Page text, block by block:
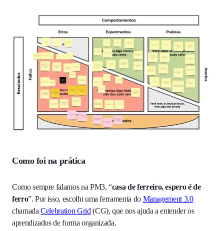
Como foi na prática
Como sempre falamos na PM3, “casa de ferreiro, espero é de
ferro”. Por isso, escolhi uma ferramenta do Management 3.0
chamadaCelebration Grid (CG), que nos ajuda a entender os
aprendizados de forma organizada.